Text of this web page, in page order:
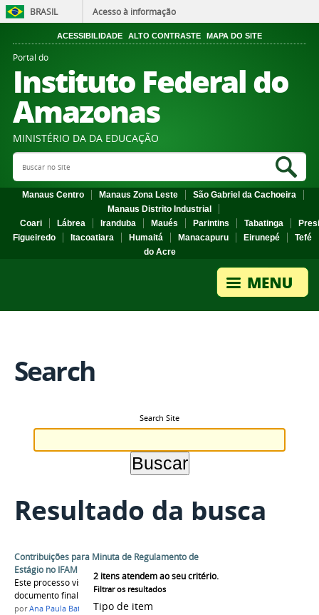
BRASIL Acesso à informação
ACESSIBILIDADE ALTO CONTRASTE MAPA DO SITE
Portal do
Instituto Federal do
Amazonas
MINISTÉRIO DA DA EDUCAÇÃO
Search Site
Manaus Centro Manaus Zona Leste
São Gabriel da Cachoeira
Manaus Distrito Industrial
Coari
Lábrea Iranduba Maués Parintins Tabatinga
Figueiredo
Itacoatiara Humaitá Manacapuru Eirunepé
Tefé
do Acre
Search
Search Site
Resultado da busca
2 itens atendem ao seu critério.
Filtrar os resultados
Tipo de item
Contribuições para Minuta de Regulamento de
Estágio no IFAM
Este processo visa obter contribuições para o
documento final do estágio.
porAna Paula Batista